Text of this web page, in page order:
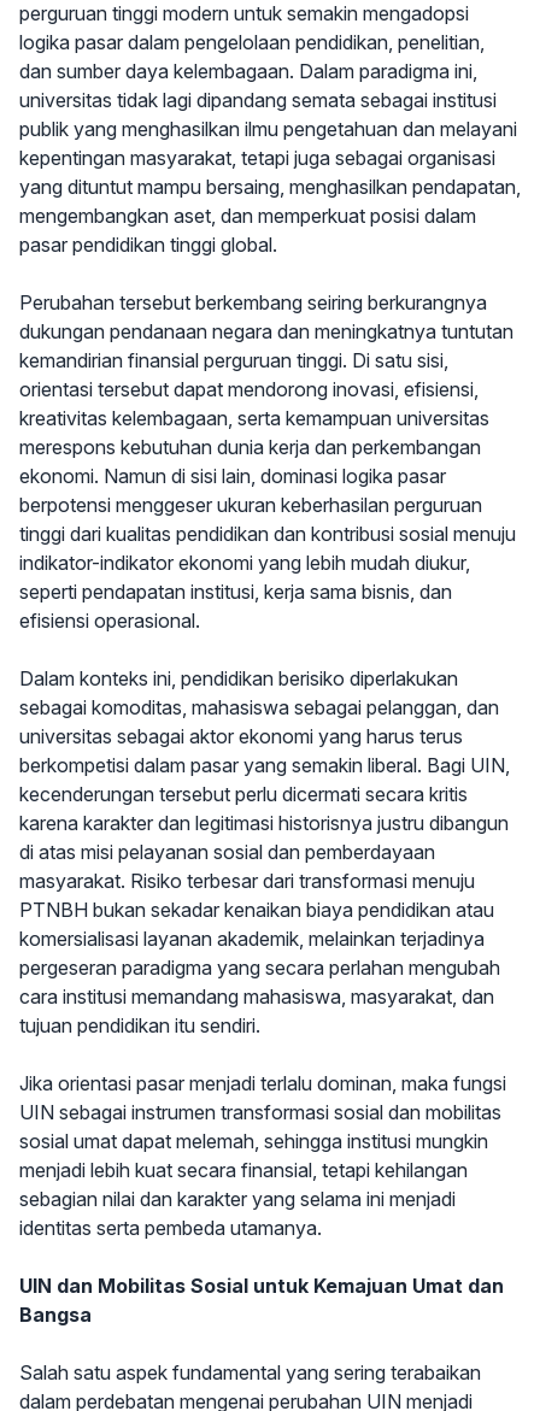
perguruan tinggi modern untuk semakin mengadopsi
logika pasar dalam pengelolaan pendidikan, penelitian,
dan sumber daya kelembagaan. Dalam paradigma ini,
universitas tidak lagi dipandang semata sebagai institusi
publik yang menghasilkan ilmu pengetahuan dan melayani
kepentingan masyarakat, tetapi juga sebagai organisasi
yang dituntut mampu bersaing, menghasilkan pendapatan,
mengembangkan aset, dan memperkuat posisi dalam
pasar pendidikan tinggi global.
Perubahan tersebut berkembang seiring berkurangnya
dukungan pendanaan negara dan meningkatnya tuntutan
kemandirian finansial perguruan tinggi. Di satu sisi,
orientasi tersebut dapat mendorong inovasi, efisiensi,
kreativitas kelembagaan, serta kemampuan universitas
merespons kebutuhan dunia kerja dan perkembangan
ekonomi. Namun di sisi lain, dominasi logika pasar
berpotensi menggeser ukuran keberhasilan perguruan
tinggi dari kualitas pendidikan dan kontribusi sosial menuju
indikator-indikator ekonomi yang lebih mudah diukur,
seperti pendapatan institusi, kerja sama bisnis, dan
efisiensi operasional.
Dalam konteks ini, pendidikan berisiko diperlakukan
sebagai komoditas, mahasiswa sebagai pelanggan, dan
universitas sebagai aktor ekonomi yang harus terus
berkompetisi dalam pasar yang semakin liberal. Bagi UIN,
kecenderungan tersebut perlu dicermati secara kritis
karena karakter dan legitimasi historisnya justru dibangun
di atas misi pelayanan sosial dan pemberdayaan
masyarakat. Risiko terbesar dari transformasi menuju
PTNBH bukan sekadar kenaikan biaya pendidikan atau
komersialisasi layanan akademik, melainkan terjadinya
pergeseran paradigma yang secara perlahan mengubah
cara institusi memandang mahasiswa, masyarakat, dan
tujuan pendidikan itu sendiri.
Jika orientasi pasar menjadi terlalu dominan, maka fungsi
UIN sebagai instrumen transformasi sosial dan mobilitas
sosial umat dapat melemah, sehingga institusi mungkin
menjadi lebih kuat secara finansial, tetapi kehilangan
sebagian nilai dan karakter yang selama ini menjadi
identitas serta pembeda utamanya.
UIN dan Mobilitas Sosial untuk Kemajuan Umat dan
Bangsa
Salah satu aspek fundamental yang sering terabaikan
dalam perdebatan mengenai perubahan UIN menjadi